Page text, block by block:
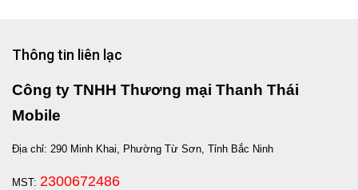
Thông tin liên lạc
Công ty TNHH Thương mại Thanh Thái
Mobile
Địa chỉ: 290 Minh Khai, Phường Từ Sơn, Tỉnh Bắc Ninh
MST: 2300672486